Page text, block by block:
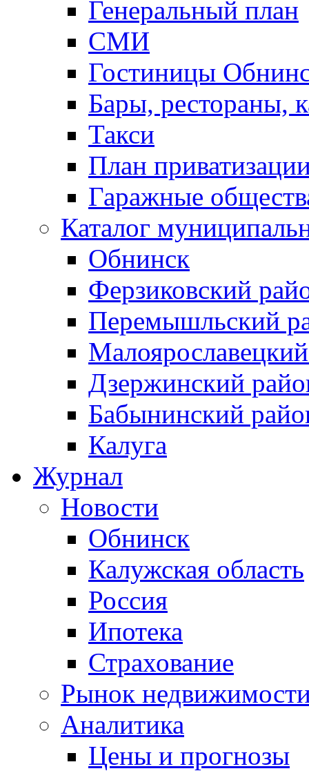
Генеральный план
СМИ
Гостиницы
Бары, рестораны,
Такси
План
Гаражные
Каталог
Обнинск
Ферзиковский
Перемышльский
Дзержинский
Бабынинский
Калуга
Журнал
Новости
Обнинск
Калужская область
Россия
Ипотека
Страхование
Рынок
Аналитика
Цены и прогнозы